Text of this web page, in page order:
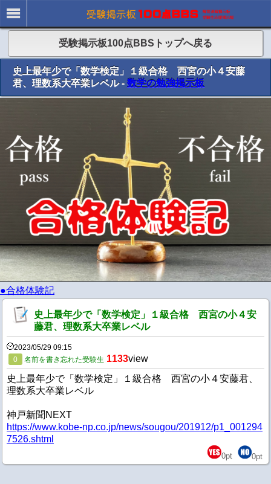
受験掲示板100点BBSトップへ戻る
史上最年少で「数学検定」１級合格 西宮の小４安藤
君、理数系大卒業レベル - 数学の勉強掲示板
●合格体験記
史上最年少で「数学検定」１級合格 西宮の小４安
藤君、理数系大卒業レベル
2023/05/29 09:15
0
名前を書き忘れた受験生 1133view
史上最年少で「数学検定」１級合格 西宮の小４安藤君、
理数系大卒業レベル
神戸新聞NEXT
https://www.kobe-np.co.jp/news/sougou/201912/p1_001294
7526.shtml
0pt 0pt